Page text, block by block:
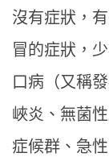
沒有症狀，
冒的症狀，
口病（又稱
峽炎、無菌
症候群、急